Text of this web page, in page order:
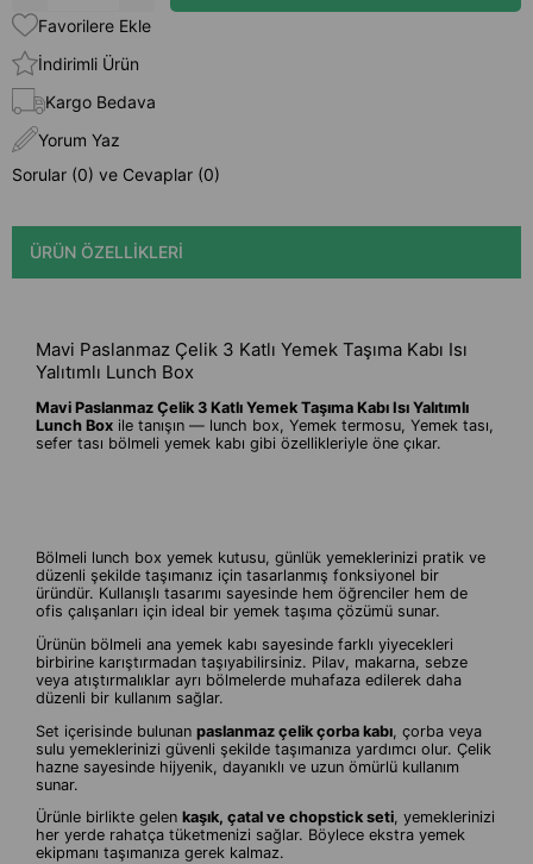
Favorilere Ekle
İndirimli Ürün
Kargo Bedava
Yorum Yaz
Sorular (0) ve Cevaplar (0)
ÜRÜN ÖZELLIKLERI
Mavi Paslanmaz Çelik 3 Katlı Yemek Taşıma Kabı Isı
Yalıtımlı Lunch Box
Mavi Paslanmaz Çelik 3 Katlı Yemek Taşıma Kabı Isı Yalıtımlı
Lunch Box ile tanışın — lunch box, Yemek termosu, Yemek tası,
sefer tası bölmeli yemek kabı gibi özellikleriyle öne çıkar.
Bölmeli lunch box yemek kutusu, günlük yemeklerinizi pratik ve
düzenli şekilde taşımanız için tasarlanmış fonksiyonel bir
üründür. Kullanışlı tasarımı sayesinde hem öğrenciler hem de
ofis çalışanları için ideal bir yemek taşıma çözümü sunar.
Ürünün bölmeli ana yemek kabı sayesinde farklı yiyecekleri
birbirine karıştırmadan taşıyabilirsiniz. Pilav, makarna, sebze
veya atıştırmalıklar ayrı bölmelerde muhafaza edilerek daha
düzenli bir kullanım sağlar.
Set içerisinde bulunan paslanmaz çelik çorba kabı, çorba veya
sulu yemeklerinizi güvenli şekilde taşımanıza yardımcı olur. Çelik
hazne sayesinde hijyenik, dayanıklı ve uzun ömürlü kullanım
sunar.
Ürünle birlikte gelen kaşık, çatal ve chopstick seti, yemeklerinizi
her yerde rahatça tüketmenizi sağlar. Böylece ekstra yemek
ekipmanı taşımanıza gerek kalmaz.